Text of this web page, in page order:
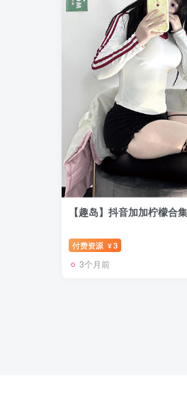
【趣岛】抖音加加柠檬合
付费资源 ¥3
3个月前